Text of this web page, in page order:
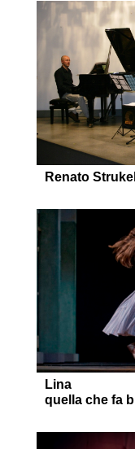
Renato
Lina
quella che fa